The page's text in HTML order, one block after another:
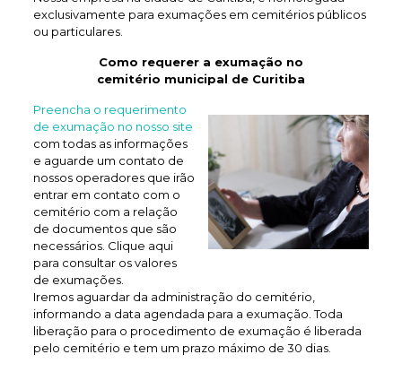
exclusivamente para exumações em cemitérios públicos
ou particulares.
Como requerer a exumação no
cemitério municipal de Curitiba
Preencha o requerimento
de exumação no nosso site
com todas as informações
e aguarde um contato de
nossos operadores que irão
entrar em contato com o
cemitério com a relação
de documentos que são
necessários. Clique aqui
para consultar os valores
de exumações.
Iremos aguardar da administração do cemitério,
informando a data agendada para a exumação. Toda
liberação para o procedimento de exumação é liberada
pelo cemitério e tem um prazo máximo de 30 dias.